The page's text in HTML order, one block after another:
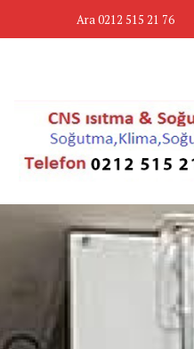
Ara 0212 515 21 76